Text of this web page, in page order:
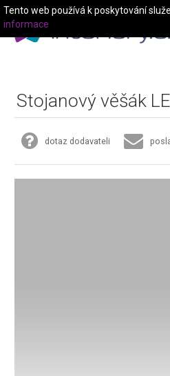
Stojanový věšák
dotaz dodavateli
Tento web používá k poskytování
informace